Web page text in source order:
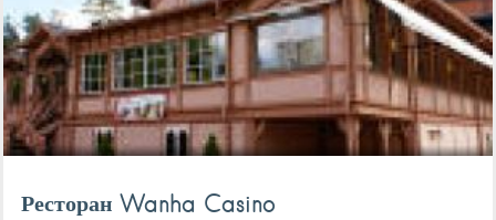
Ресторан Wanha Casino